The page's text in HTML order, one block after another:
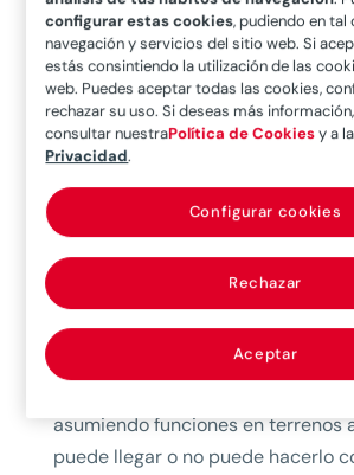
Estatal. Esta norma le dotó de
organizativa y operativa de la que
introdujo por la senda de la
seguro privado. Así ha pasado
configurarse como Entidad Pública
en 2004.
¿Cómo complementa al sector
cómo participa en su estabilidad?
El Consorcio es una institución
multifuncional, cuya misión no es
asumiendo funciones en terrenos
puede llegar o no puede hacerlo
configurar estas cookies, pudiendo en
navegación y servicios del sitio web. Si
estás consintiendo la utilización de las
web. Puedes aceptar todas las cookies,
rechazar su uso. Si deseas más
consultar nuestraPolítica de Cookiesy a la
Privacidad.
Rechazar
Aceptar
Configurar cookies